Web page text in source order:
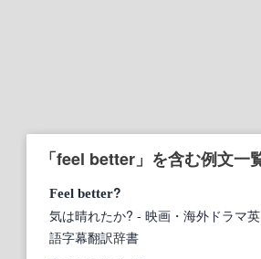
「feel better」を含む例文一
Feel better?
気は晴れたか? - 映画・海外ドラマ英
語字幕翻訳辞書